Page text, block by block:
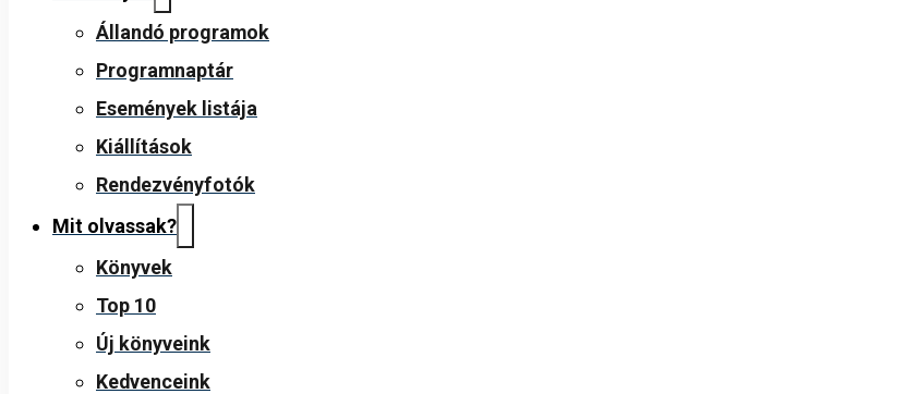
Állandó programok
Programnaptár
Események listája
Kiállítások
Rendezvényfotók
Mit olvassak?
Könyvek
Top 10
Új könyveink
Kedvenceink